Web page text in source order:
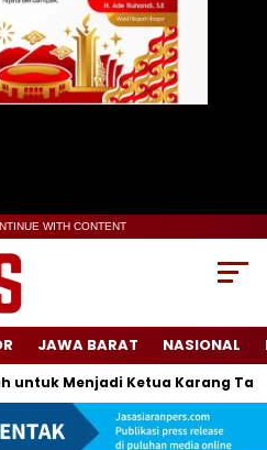
WITH CONTENT
JAWA BARAT NASIONAL
Menjadi Ketua Karang Taruna